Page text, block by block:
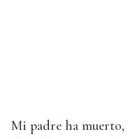
Mi padre ha muerto,